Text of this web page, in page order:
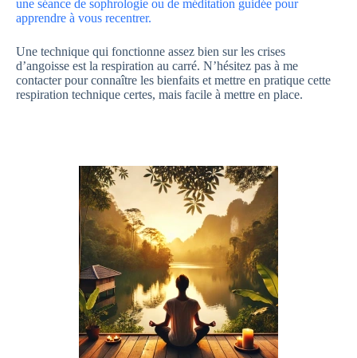
une séance de sophrologie ou de méditation guidée pour
apprendre à vous recentrer.
Une technique qui fonctionne assez bien sur les crises
d’angoisse est la respiration au carré. N’hésitez pas à me
contacter pour connaître les bienfaits et mettre en pratique cette
respiration technique certes, mais facile à mettre en place.